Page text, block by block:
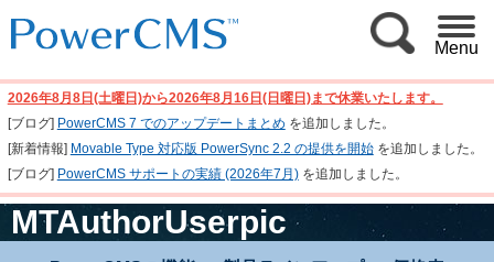
Menu
2026年8月8日(土曜日)から2026年8月16日(日曜日)まで休業いたします。
[ブログ] PowerCMS 7 でのアップデートまとめ を追加しました。
[新着情報] Movable Type 対応版 PowerSync 2.2 の提供を開始を追加しました。
[ブログ] PowerCMS サポートの実績 (2026年7月)を追加しました。
MTAuthorUserpic